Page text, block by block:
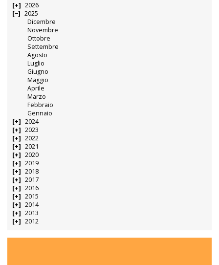
2026
2025
Dicembre
Novembre
Ottobre
Settembre
Agosto
Luglio
Giugno
Maggio
Aprile
Marzo
Febbraio
Gennaio
2024
2023
2022
2021
2020
2019
2018
2017
2016
2015
2014
2013
2012